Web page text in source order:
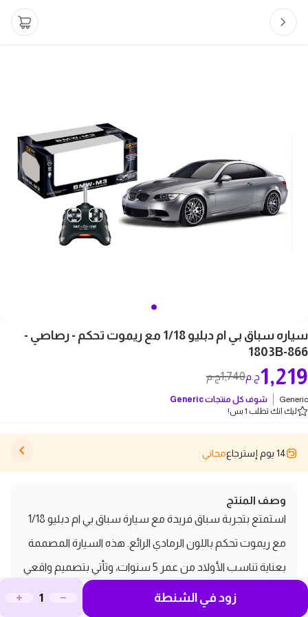
سياره سباق بي ام دبليو 1/18 مع ريموت تحكم - رصاصي -
866-1803B
1,740ج.م 1,219ج.م
Generic شوف كل منتجاتGeneric
ليك انك تطلب 1 بس!
14 يوم إسترجاع مجاني
وصف المنتج
استمتع بتجربة سباق فريدة مع سيارة سباق بي ام دبليو 1/18
مع ريموت تحكم باللون الرمادي الرائع. هذه السيارة المصممة
بعناية تناسب الأولاد من عمر 5 سنوات، وتأتي بتصميم واقعي
يحاكي النموذج الحقيقي، مما يجعلها مثالية لتطوير المهارات
زود في الشنطة